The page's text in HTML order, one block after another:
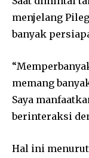
menjelang
banyak
memang
Saya
berinteraksi
Hal ini